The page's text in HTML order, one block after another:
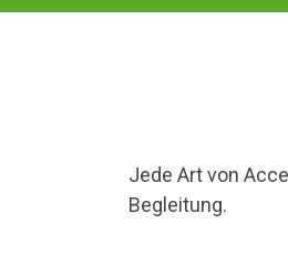
Jede Art von
Begleitung.